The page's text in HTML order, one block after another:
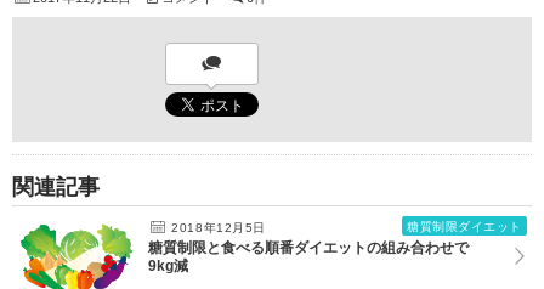
関連記事
2018年12月5日 糖質制限ダイエット
糖質制限と食べる順番ダイエットの組み合わせで
9kg減